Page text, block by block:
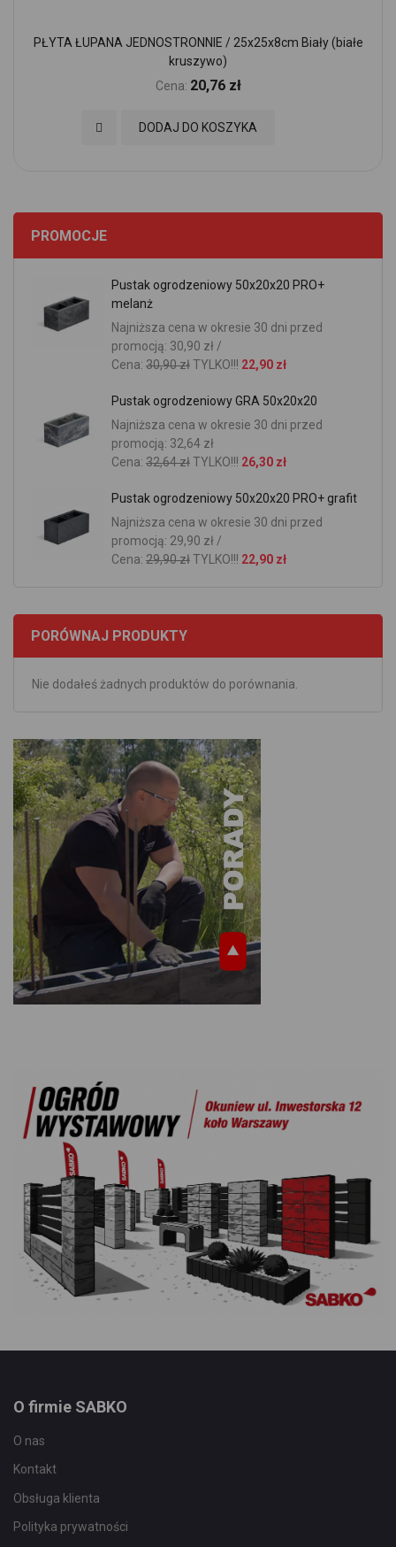
PŁYTA ŁUPANA JEDNOSTRONNIE / 25x25x8cm Biały (białe
kruszywo)
Cena: 20,76 zł
DODAJ DO KOSZYKA
Dodaj do Ulubionych
PROMOCJE
Pustak ogrodzeniowy 50x20x20 PRO+
melanż
Najniższa cena w okresie 30 dni przed
promocją: 30,90 zł /
Cena: 30,90 złTYLKO!!! 22,90 zł
Pustak ogrodzeniowy GRA 50x20x20
Najniższa cena w okresie 30 dni przed
promocją: 32,64 zł
Cena: 32,64 złTYLKO!!! 26,30 zł
Pustak ogrodzeniowy 50x20x20 PRO+ grafit
Najniższa cena w okresie 30 dni przed
promocją: 29,90 zł /
Cena: 29,90 złTYLKO!!! 22,90 zł
PORÓWNAJ PRODUKTY
Nie dodałeś żadnych produktów do porównania.
O firmie SABKO
O nas
Kontakt
Obsługa klienta
Polityka prywatności